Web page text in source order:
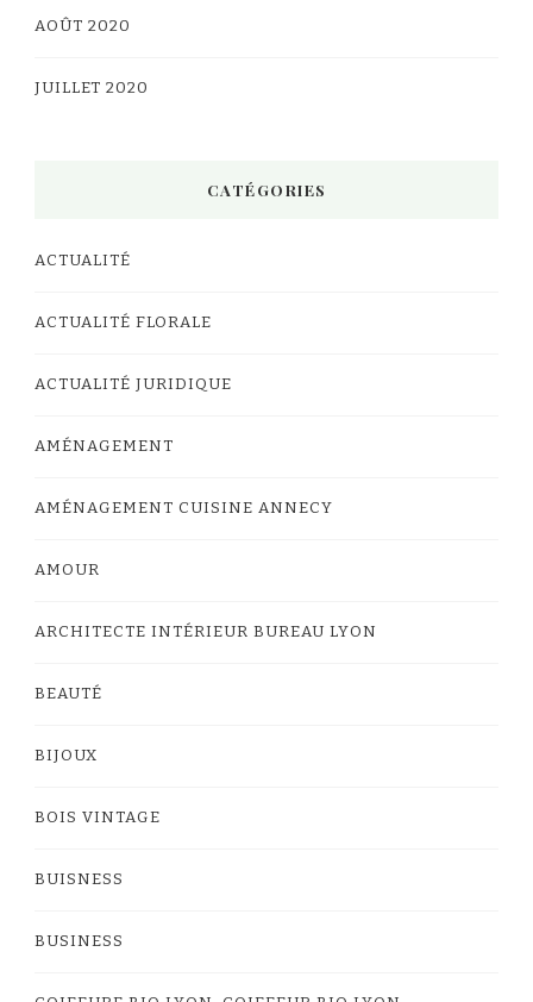
AOÛT 2020
JUILLET 2020
CATÉGORIES
ACTUALITÉ
ACTUALITÉ FLORALE
ACTUALITÉ JURIDIQUE
AMÉNAGEMENT
AMÉNAGEMENT CUISINE ANNECY
AMOUR
ARCHITECTE INTÉRIEUR BUREAU LYON
BEAUTÉ
BIJOUX
BOIS VINTAGE
BUISNESS
BUSINESS